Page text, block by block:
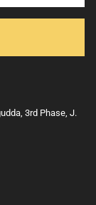
3rd Phase, J.